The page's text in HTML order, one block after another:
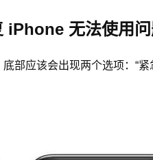
iPhone 无法使用
部应该会出现两个选项：“紧